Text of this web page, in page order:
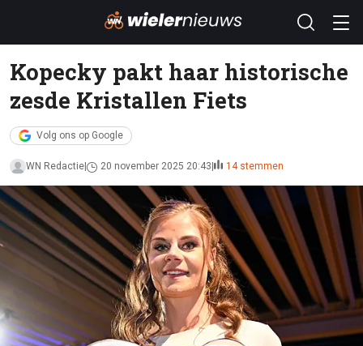
Kopecky pakt haar historische
zesde Kristallen Fiets
Volg ons op Google
WN Redactie 20 november 2025 20:43 14 stemmen